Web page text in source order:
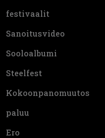
festivaalit
Sanoitusvideo
Sooloalbumi
Steelfest
Kokoonpanomuutos
paluu
Ero